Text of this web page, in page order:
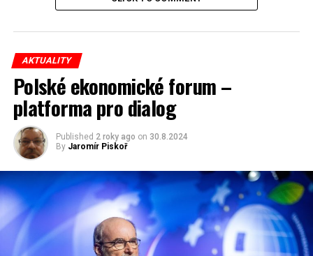
AKTUALITY
Polské ekonomické forum –
platforma pro dialog
Published 2 roky ago on 30.8.2024
By Jaromír Piskoř